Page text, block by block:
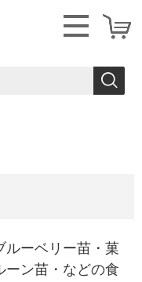
ルーベリー苗・菓
ーン苗・などの食